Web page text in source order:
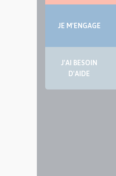
JE M'ENGAGE
J'AI BESOIN
D'AIDE